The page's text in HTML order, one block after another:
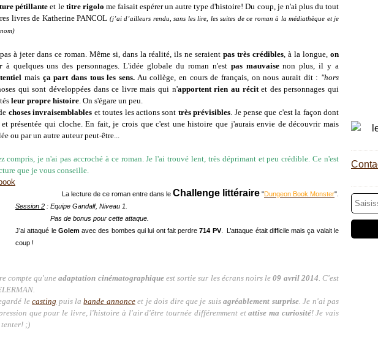
pétillante et le titre rigolo me faisait espérer un autre type d'histoire! Du coup, je n'ai plus du tout
livres de Katherine PANCOL (j’ai d’ailleurs rendu, sans les lire, les suites de ce roman à la médiathèque et je
à jeter dans ce roman. Même si, dans la réalité, ils ne seraient pas très crédibles, à la longue, on
à quelques uns des personnages. L'idée globale du roman n'est pas mauvaisenon plus, il y a
mais ça part dans tous les sens. Au collège, en cours de français, on nous aurait dit : "hors
qui sont développées dans ce livre mais qui n'apportent rien au récitet des personnages qui
leur propre histoire. On s'égare un peu.
choses invraisemblables et toutes les actions sont très prévisibles. Je pense que c'est la façon dont
présentée qui cloche. En fait, je crois que c'est une histoire que j'aurais envie de découvrir mais
ou par un autre auteur peut-être...
compris, je n'ai pas accroché à ce roman. Je l'ai trouvé lent, très déprimant et peu crédible. Ce n'est
que je vous conseille.
La lecture de ce roman entre dans le Challenge littéraire "Dungeon Book Monster".
Session 2 : Equipe Gandalf, Niveau 1.
Pas de bonus pour cette attaque.
J’ai attaqué le Golemavec des bombes qui lui ont fait perdre714 PV. L’attaque était difficile mais ça valait le
coup !
compte qu'uneadaptation cinématographiqueest sortie sur les écrans noirs le09 avril 2014. C'est
lecasting puis labande annonceet je dois dire que je suisagréablement surprise. Je n'ai pas
que pour le livre, l'histoire à l'air d'être tournée différemment etattise ma curiosité! Je vais
tenter! ;)